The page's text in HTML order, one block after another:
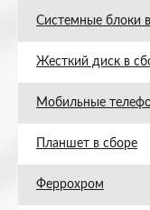
Системные блоки
Жесткий диск в
Мобильные
Планшет в сборе
Феррохром